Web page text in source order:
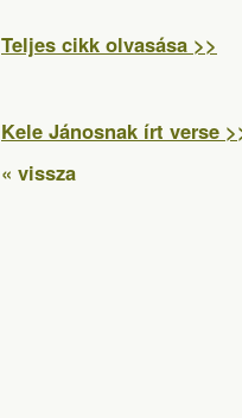
Teljes cikk olvasása >>
Kele Jánosnak írt verse
« vissza